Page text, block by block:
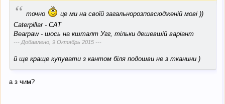
“ точно
це ми на своїй загальнорозповсюдженій мові ))
Caterpillar - САТ
Bearpaw - шось на кшталт Угг, тільки дешевшій варіант
--- Добавлено, 9 Октябрь 2015 ---
й ще краще купувати з кантом біля подошви не з тканини )
а з чим?